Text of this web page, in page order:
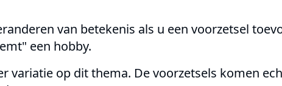
van betekenis als u een voorzetsel
een hobby.
variatie op dit thema. De voorzetsels komen